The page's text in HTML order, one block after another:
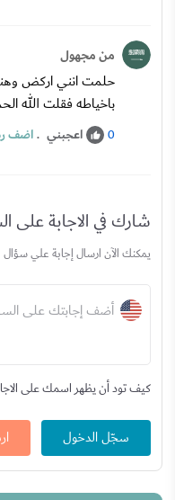
من مجهول
باخياطه فقلت الله
0 اعجبني .اضف
شارك في الاجابة على
يمكنك الآن ارسال إجابة علي سؤال
أضف إجابتك على
كيف تود أن يظهر اسمك على
سجّل الدخول